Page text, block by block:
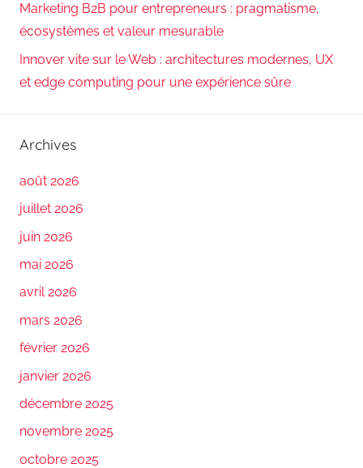
Marketing B2B pour entrepreneurs : pragmatisme,
écosystèmes et valeur mesurable
Innover vite sur le Web : architectures modernes, UX
et edge computing pour une expérience sûre
Archives
août 2026
juillet 2026
juin 2026
mai 2026
avril 2026
mars 2026
février 2026
janvier 2026
décembre 2025
novembre 2025
octobre 2025